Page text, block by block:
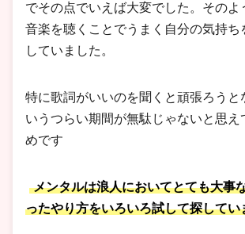
でその点でいえば大変でした。そのよ
音楽を聴くことでうまく自分の気持ち
していました。
特に歌詞がいいのを聞くと頑張ろうと
いうつらい期間が無駄じゃないと思え
めです
メンタルは浪人においてとても大事
ったやり方をいろいろ試して探してい